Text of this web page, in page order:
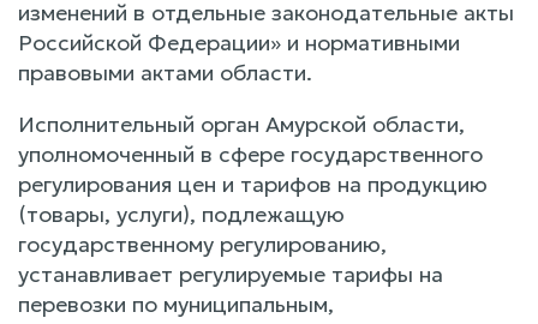
изменений в отдельные законодательные акты
Российской Федерации» и нормативными
правовыми актами области.
Исполнительный орган Амурской области,
уполномоченный в сфере государственного
регулирования цен и тарифов на продукцию
(товары, услуги), подлежащую
государственному регулированию,
устанавливает регулируемые тарифы на
перевозки по муниципальным,